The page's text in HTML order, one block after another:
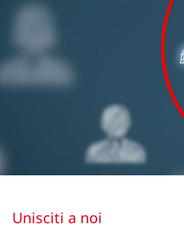
Unisciti a noi